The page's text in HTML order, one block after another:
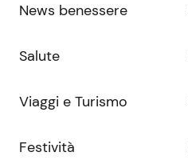
News benessere
Salute
Viaggi e Turismo
Festività